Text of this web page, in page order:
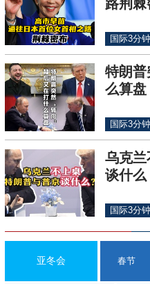
路荆棘
国际3分钟
特朗普
么算盘
国际3分钟
乌克兰
谈什么
国际3分钟
亚冬会 春节